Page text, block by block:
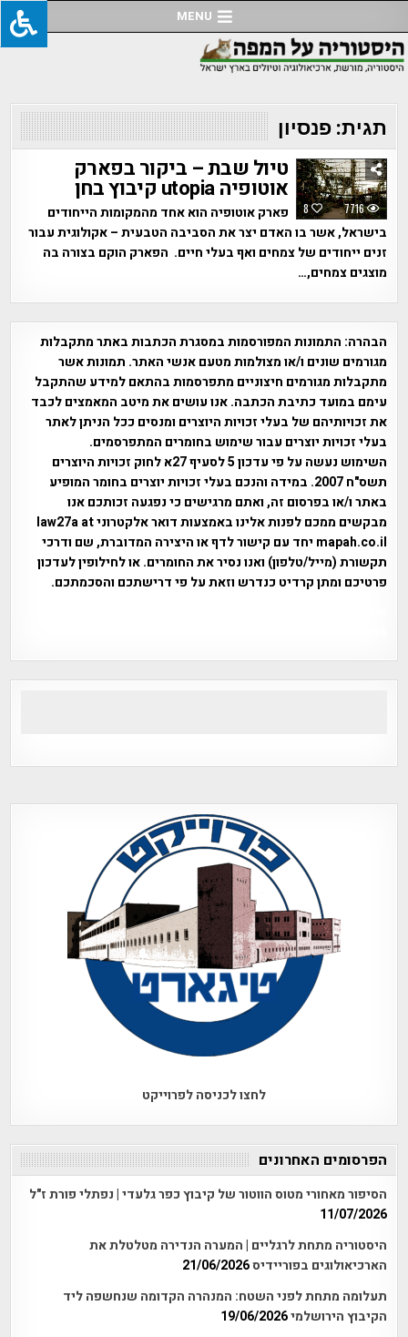
to
content
MENU
תגית:פנסיון
8 7716
טיול שבת – ביקור בפארק
אוטופיה utopia קיבוץ בחן
פארק אוטופיה הוא אחד מהמקומות הייחודים
בישראל, אשר בו האדם יצר את הסביבה הטבעית – אקולוגית עבור
זנים ייחודים של צמחים ואף בעלי חיים. הפארק הוקם בצורה בה
מוצגים צמחים,…
הבהרה: התמונות המפורסמות במסגרת הכתבות באתר מתקבלות
מגורמים שונים ו/או מצולמות מטעם אנשי האתר. תמונות אשר
מתקבלות מגורמים חיצוניים מתפרסמות בהתאם למידע שהתקבל
עימם במועד כתיבת הכתבה. אנו עושים את מיטב המאמצים לכבד
את זכויותיהם של בעלי זכויות היוצרים ומנסים ככל הניתן לאתר
בעלי זכויות יוצרים עבור שימוש בחומרים המתפרסמים.
השימוש נעשה על פי עדכון 5 לסעיף 27א לחוק זכויות היוצרים
תשס"ח 2007. במידה והנכם בעלי זכויות יוצרים בחומר המופיע
באתר ו/או בפרסום זה, ואתם מרגישים כי נפגעה זכותכם אנו
מבקשים ממכם לפנות אלינו באמצעות דואר אלקטרוני law27a at
mapah.co.il יחד עם קישור לדף או היצירה המדוברת, שם ודרכי
תקשורת (מייל/טלפון) ואנו נסיר את החומרים. או לחילופין לעדכון
פרטיכם ומתן קרדיט כנדרש וזאת על פי דרישתכם והסכמתכם.
לחצו לכניסה לפרוייקט
הפרסומים האחרונים
הסיפור מאחורי מטוס הווטור של קיבוץ כפר גלעדי | נפתלי פורת ז"ל
11/07/2026
היסטוריה מתחת לרגליים | המערה הנדירה מטלטלת את
הארכיאולוגים בפוריידיס21/06/2026
תעלומה מתחת לפני השטח: המנהרה הקדומה שנחשפה ליד
הקיבוץ הירושלמי19/06/2026